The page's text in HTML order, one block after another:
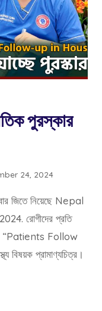
পুরস্কার
24, 2024
নিয়েছে Nepal
রোগীদের প্রতি
“Patients Follow
বিষয়ক প্রামাণ্যচিত্র।